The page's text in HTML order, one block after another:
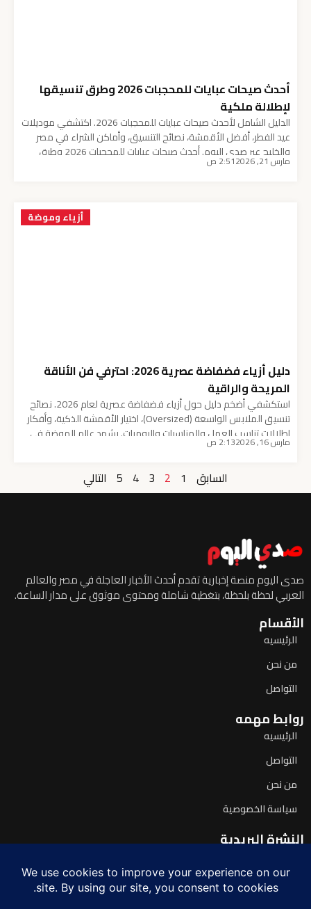
أحدث صيحات عبايات للمحجبات 2026 وطرق تنسيقها
لإطلالة ملكية
الدليل الشامل لأحدث صيحات عبايات للمحجبات 2026. اكتشفي موديلات
عيد الفطر، أفضل الأقمشة، نصائح التنسيق، وأماكن الشراء في مصر
والخليج عبر صدى اليوم. أحدث صيحات عبايات للمحجبات 2026 وطرق
تنسيقها لإطلالة ملكية مع اقتراب المناسبات السعيدة وتحديداً تحضيرات
مارس 21, 2026 2:51 ص
أزياء وموضة
دليل أزياء فضفاضة عصرية 2026: احترفي فن الأناقة
المريحة والراقية
استكشفي أضخم دليل حول أزياء فضفاضة عصرية لعام 2026. نصائح
تنسيق الملابس الواسعة (Oversized)، اختيار الأقمشة الذكية، وأفكار
إطلالات تناسب العمل والمناسبات واليوميات. يشهد عالم الموضة في
عام 2026 تحولاً جذرياً نحو “التحرر من القيود”، حيث تصدرت أزياء
الضيقة والمزعجة. إن ستايل الـ “Oversized” لم يعد […]
مارس 16, 2026 2:13 ص
السابق 1
2
3
4
5 التالي
صدى اليوم منصة إخبارية تقدم أحدث الأخبار العاجلة في مصر والعالم
العربي لحظة بلحظة، بتغطية شاملة ومحتوى موثوق على مدار الساعة.
الأقسام
الرئيسيه
من نحن
التواصل
روابط مهمه
الرئيسيه
التواصل
من نحن
سياسة الخصوصية
النشرة البريدية